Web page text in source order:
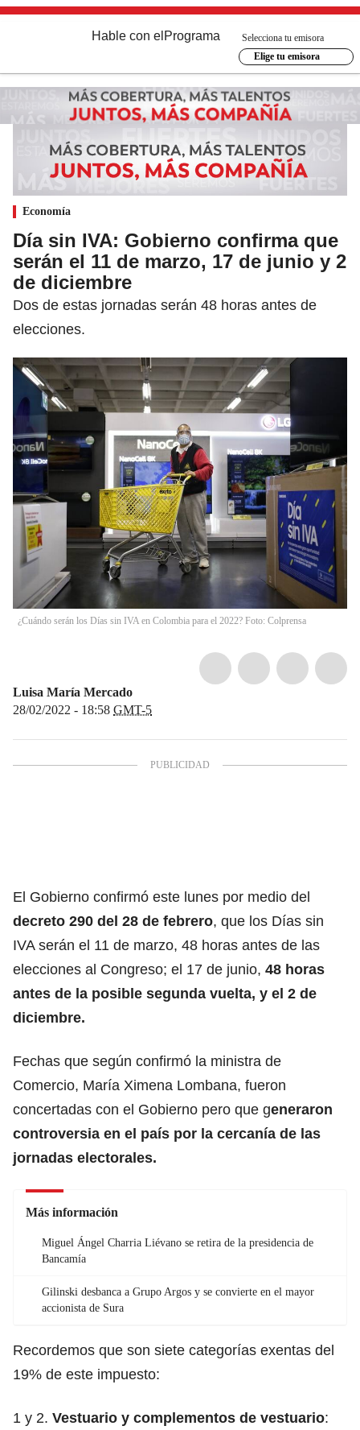
Hable con el Programa
Selecciona tu emisora
Elige tu emisora
Economía
Día sin IVA: Gobierno confirma que
serán el 11 de marzo, 17 de junio y 2
de diciembre
Dos de estas jornadas serán 48 horas antes de
elecciones.
¿Cuándo serán los Días sin IVA en Colombia para el 2022? Foto: Colprensa
Luisa María Mercado
28/02/2022 - 18:58 GMT-5
El Gobierno confirmó este lunes por medio del
decreto 290 del 28 de febrero, que los Días sin
IVA serán el 11 de marzo, 48 horas antes de las
elecciones al Congreso; el 17 de junio, 48 horas
antes de la posible segunda vuelta, y el 2 de
diciembre.
Fechas que según confirmó la ministra de
Comercio, María Ximena Lombana, fueron
concertadas con el Gobierno pero que generaron
controversia en el país por la cercanía de las
jornadas electorales.
Más información
Miguel Ángel Charria Liévano se retira de la presidencia de
Bancamía
Gilinski desbanca a Grupo Argos y se convierte en el mayor
accionista de Sura
Recordemos que son siete categorías exentas del
19% de este impuesto:
1 y 2. Vestuario y complementos de vestuario: